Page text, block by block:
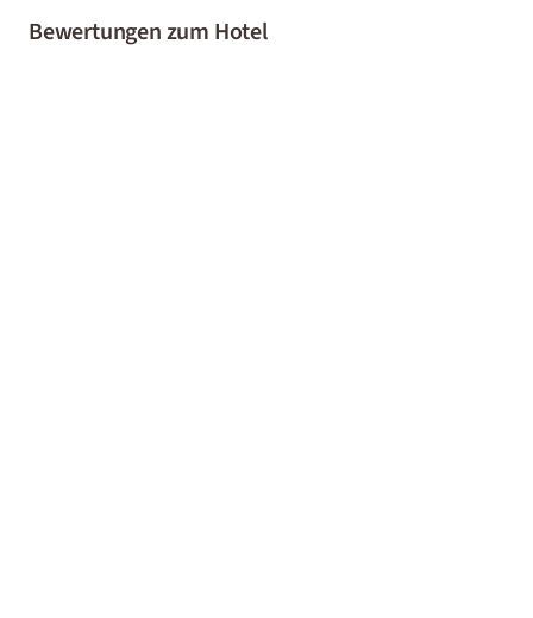
Bewertungen zum Hotel